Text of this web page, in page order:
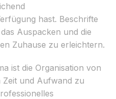
hast. Beschrifte
Auspacken und die
Zuhause zu erleichtern.
ist die Organisation von
und Aufwand zu